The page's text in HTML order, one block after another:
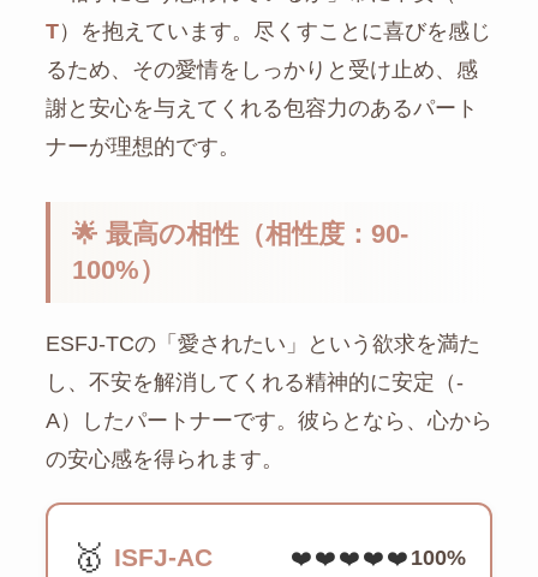
T）を抱えています。尽くすことに喜びを感じ
るため、その愛情をしっかりと受け止め、感
謝と安心を与えてくれる包容力のあるパート
ナーが理想的です。
🌟 最高の相性（相性度：90-
100%）
ESFJ-TCの「愛されたい」という欲求を満た
し、不安を解消してくれる精神的に安定（-
A）したパートナーです。彼らとなら、心から
の安心感を得られます。
🥇 ISFJ-AC ❤️❤️❤️❤️❤️ 100%